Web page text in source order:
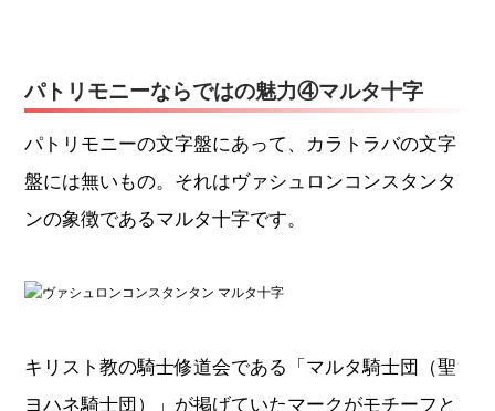
パトリモニーならではの魅力④マルタ十字
パトリモニーの文字盤にあって、カラトラバの文字
盤には無いもの。それはヴァシュロンコンスタンタ
ンの象徴であるマルタ十字です。
キリスト教の騎士修道会である「マルタ騎士団（聖
ヨハネ騎士団）」が掲げていたマークがモチーフと